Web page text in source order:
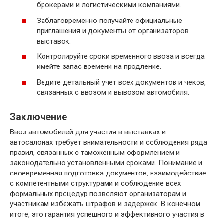
брокерами и логистическими компаниями.
Заблаговременно получайте официальные
приглашения и документы от организаторов
выставок.
Контролируйте сроки временного ввоза и всегда
имейте запас времени на продление.
Ведите детальный учет всех документов и чеков,
связанных с ввозом и вывозом автомобиля.
Заключение
Ввоз автомобилей для участия в выставках и
автосалонах требует внимательности и соблюдения ряда
правил, связанных с таможенным оформлением и
законодательно установленными сроками. Понимание и
своевременная подготовка документов, взаимодействие
с компетентными структурами и соблюдение всех
формальных процедур позволяют организаторам и
участникам избежать штрафов и задержек. В конечном
итоге, это гарантия успешного и эффективного участия в